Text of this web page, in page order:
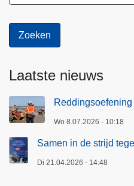
Laatste nieuws
Wo 8.07.2026 - 10:18
Samen in de strijd
Di 21.04.2026 - 14:48